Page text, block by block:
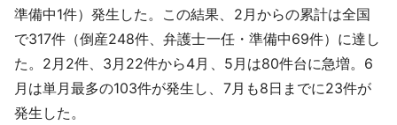
よくあるご質問
English
準備中1件）発生した。この結果、2月からの累計は全国
で317件（倒産248件、弁護士一任・準備中69件）に達し
た。2月2件、3月22件から4月、5月は80件台に急増。6
月は単月最多の103件が発生し、7月も8日までに23件が
発生した。